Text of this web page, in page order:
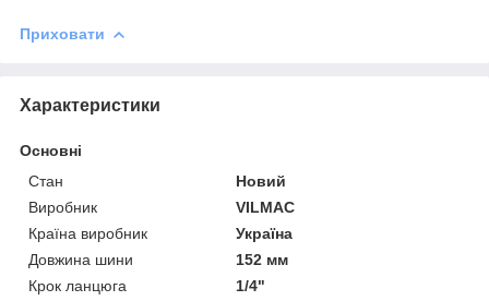
Приховати
Характеристики
Основні
Стан
Новий
Виробник
VILMAC
Країна виробник
Україна
Довжина шини
152 мм
Крок ланцюга
1/4"